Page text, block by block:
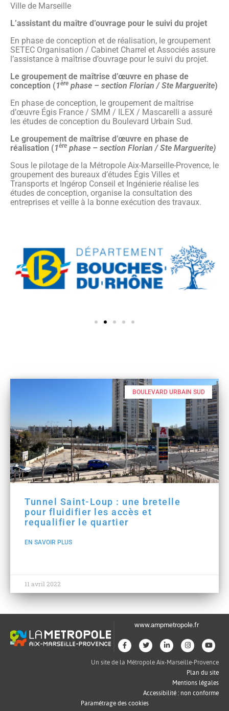
Ville de Marseille
L’assistant du maître d’ouvrage pour le suivi du projet
En phase de conception et de réalisation, le groupement
SETEC Organisation / Cabinet Charrel et Associés assure
l’assistance à maîtrise d’ouvrage pour le suivi du projet.
Le groupement de maîtrise d’œuvre en phase de
conception (1ère phase – section Florian / Ste Marguerite)
En phase de conception, le groupement de maîtrise
d’œuvre Égis France / SMM / ILEX / Mascarelli a assuré
les études de conception du Boulevard Urbain Sud.
Le groupement de maîtrise d’œuvre en phase de
réalisation (1ère phase – section Florian / Ste Marguerite)
Sous le pilotage de la Métropole Aix-Marseille-Provence, le
groupement des bureaux d’études Égis Villes et
Transports et Ingérop Conseil et Ingénierie réalise les
études de conception, organise la consultation des
entreprises et veille à la bonne exécution des travaux.
BOULEVARD URBAIN SUD
Tunnel Saint-Loup : une bretelle
pour fluidifier les accès et
requalifier le quartier
EN SAVOIR PLUS
11 avril 2022
www.ampmetropole.fr
Un site de la Métropole Aix-Marseille-Provence
Plan du site
Mentions légales
Accessibilité : non conforme
Paramétrage des cookies